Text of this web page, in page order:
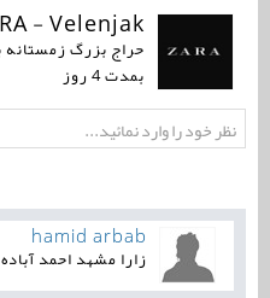
- Velenjak
حراج بزرگ
بمدت 4 روز
hamid arbab
زارا مشهد احمد آباده